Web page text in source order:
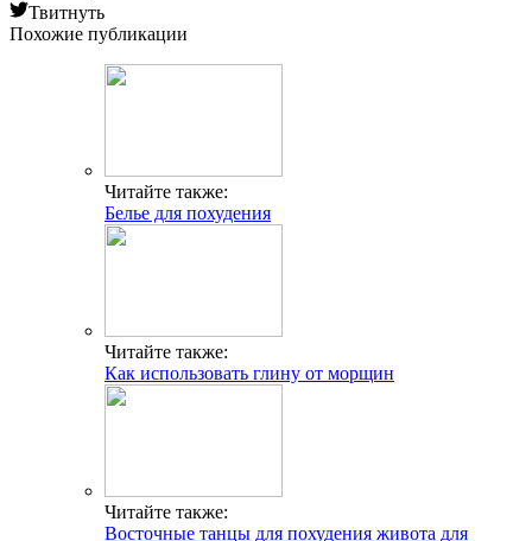
Твитнуть
Похожие публикации
Читайте также:
Белье для похудения
Читайте также:
Как использовать глину от морщин
Читайте также:
Восточные танцы для похудения живота для